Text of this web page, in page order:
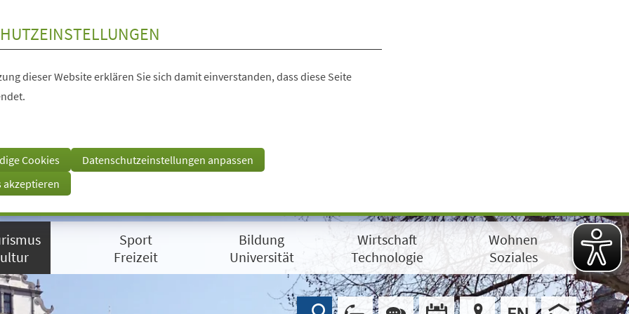
dieser Website erklären Sie sich damit einverstanden, dass diese Seite
Cookies
Datenschutzeinstellungen anpassen
akzeptieren
Sport
Freizeit
Bildung
Universität
Wirtschaft
Technologie
Wohnen
Soziales